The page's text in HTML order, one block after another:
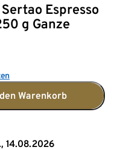
Espresso
g Ganze
Warenkorb
14.08.2026